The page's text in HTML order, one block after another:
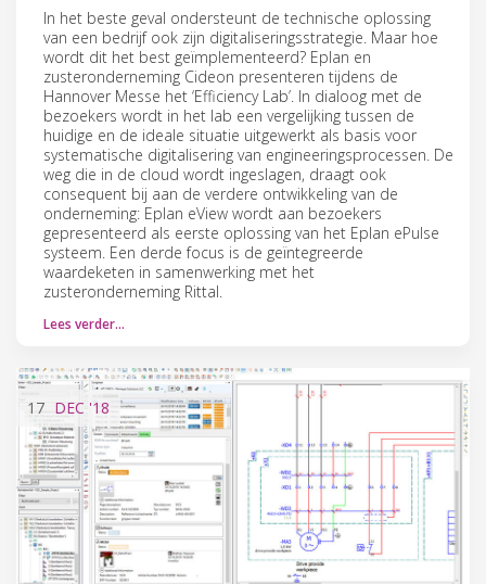
In het beste geval ondersteunt de technische oplossing
van een bedrijf ook zijn digitaliseringsstrategie. Maar hoe
wordt dit het best geïmplementeerd? Eplan en
zusteronderneming Cideon presenteren tijdens de
Hannover Messe het ‘Efficiency Lab’. In dialoog met de
bezoekers wordt in het lab een vergelijking tussen de
huidige en de ideale situatie uitgewerkt als basis voor
systematische digitalisering van engineeringsprocessen. De
weg die in de cloud wordt ingeslagen, draagt ook
consequent bij aan de verdere ontwikkeling van de
onderneming: Eplan eView wordt aan bezoekers
gepresenteerd als eerste oplossing van het Eplan ePulse
systeem. Een derde focus is de geïntegreerde
waardeketen in samenwerking met het
zusteronderneming Rittal.
Lees verder…
17 DEC '18